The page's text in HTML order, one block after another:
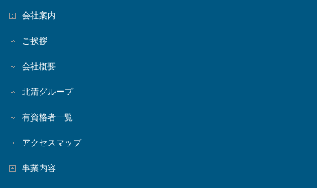
会社案内
ご挨拶
会社概要
北清グループ
有資格者一覧
アクセスマップ
事業内容